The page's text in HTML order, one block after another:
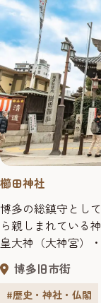
櫛田神社
博多の総鎮守とし
ら親しまれている
皇大神（大神宮）
平宝字元年（757）
を勧進して創建し
の豊臣秀吉が博多
博多旧市街
#歴史・神社・仏閣